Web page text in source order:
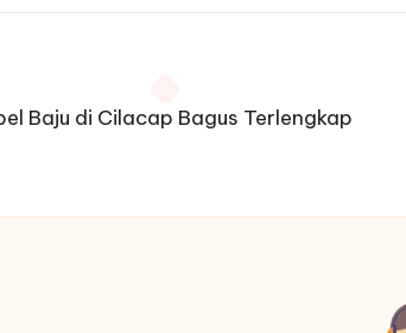
Baju di Cilacap Bagus Terlengkap